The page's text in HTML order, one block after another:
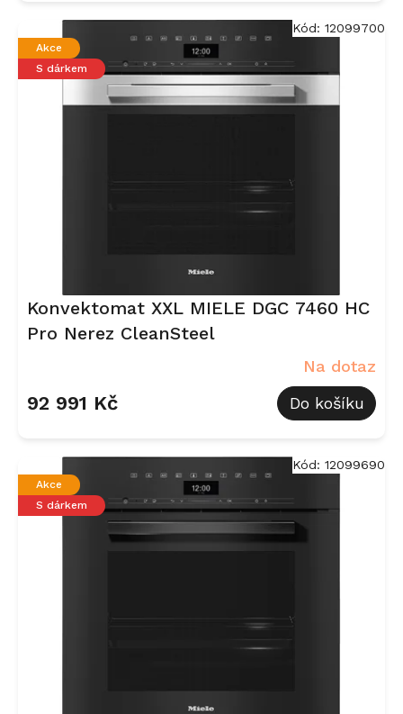
Akce
S dárkem
Konvektomat XXL MIELE DGC 7460 HC
Pro Nerez CleanSteel
Na dotaz
92 991 Kč Do košíku
Kód: 12099700
Akce
S dárkem
Kód: 12099690